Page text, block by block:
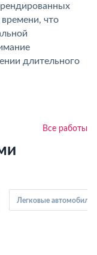
что
длительного
Все работы
Легковые автомобили